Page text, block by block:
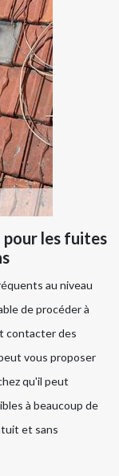
les fuites
au niveau
de procéder à
contacter des
vous proposer
qu'il peut
à beaucoup de
et sans